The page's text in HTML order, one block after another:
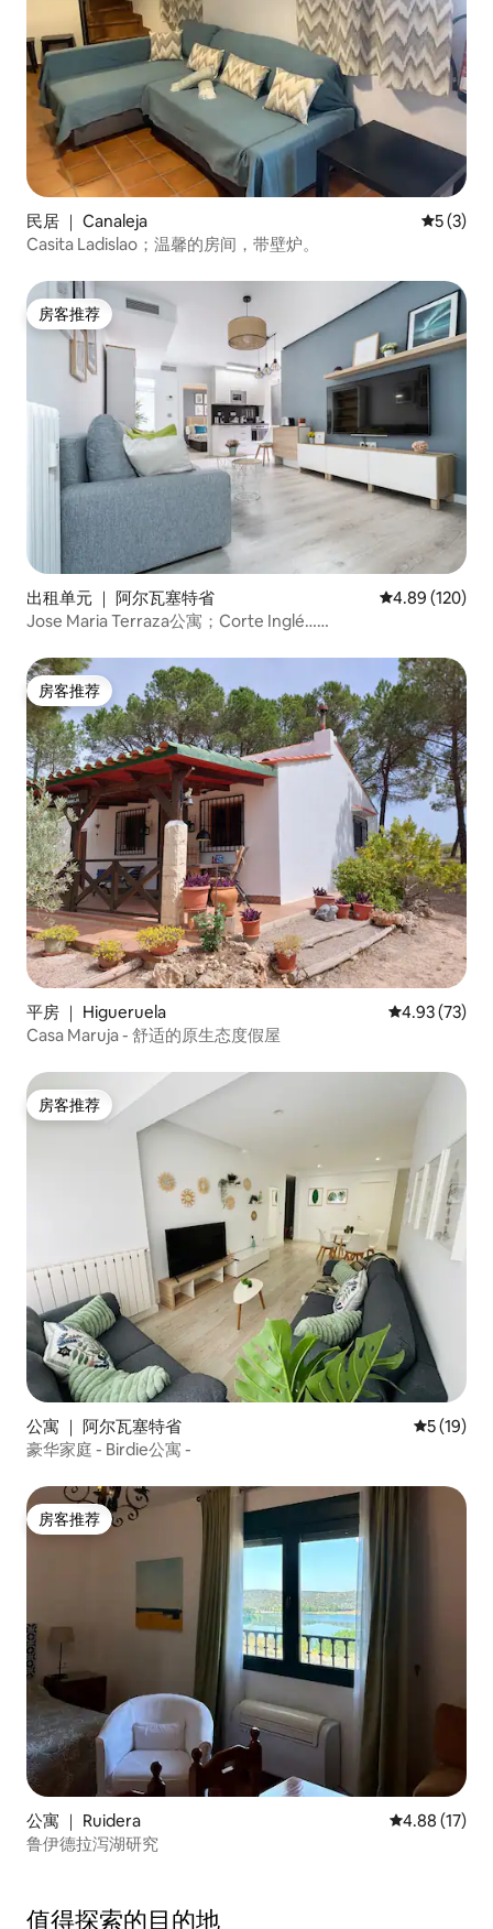
民居 ｜ Canaleja 平均评分
5 (3)
Casita Ladislao；温馨的房间，带壁炉。
房客推荐
房客推荐
出租单元 ｜ 阿尔瓦塞特省 平均评分 4.89
4.89 (120)
Jose Maria Terraza公寓；Corte Inglé……
房客推荐
房客推荐
平房 ｜ Higueruela 平均评分
4.93 (73)
Casa Maruja - 舒适的原生态度假屋
房客推荐
房客推荐
公寓 ｜ 阿尔瓦塞特省 平均评分
5 (19)
豪华家庭 - Birdie公寓 -
房客推荐
房客推荐
公寓 ｜ Ruidera 平均评分
4.88 (17)
鲁伊德拉泻湖研究
值得探索的目的地